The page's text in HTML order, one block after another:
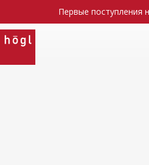
Первые поступления